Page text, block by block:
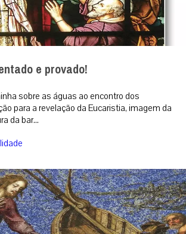
e provado!
sobre as águas ao encontro dos
para a revelação da Eucaristia, imagem da
da bar...